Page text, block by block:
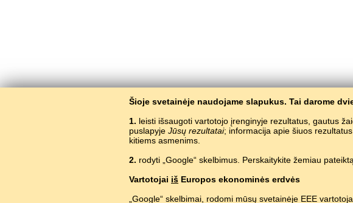
Šioje svetainėje naudojame slapukus. Tai darome
1. leisti išsaugoti vartotojo įrenginyje rezultatus, gautus
puslapyje Jūsų rezultatai; informacija apie šiuos
kitiems asmenims.
2. rodyti „Google“ skelbimus. Perskaitykite žemiau
Vartotojai iš Europos ekonominės erdvės
„Google“ skelbimai, rodomi mūsų svetainėje EEE
BaltoSlav/